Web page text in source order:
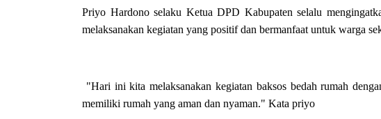
Priyo Hardono selaku Ketua DPD Kabupaten selalu
melaksanakan kegiatan yang positif dan bermanfaat untuk warga
"Hari ini kita melaksanakan kegiatan baksos bedah rumah
memiliki rumah yang aman dan nyaman." Kata priyo